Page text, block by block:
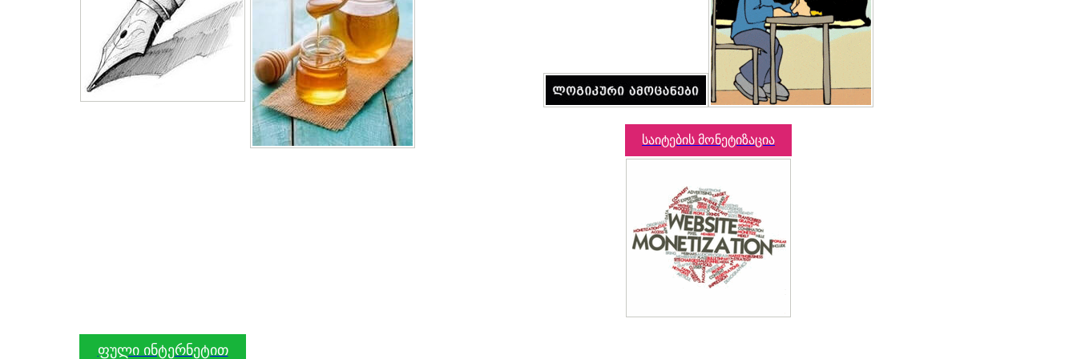
საიტების მონეტიზაცია
ფული ინტერნეტით